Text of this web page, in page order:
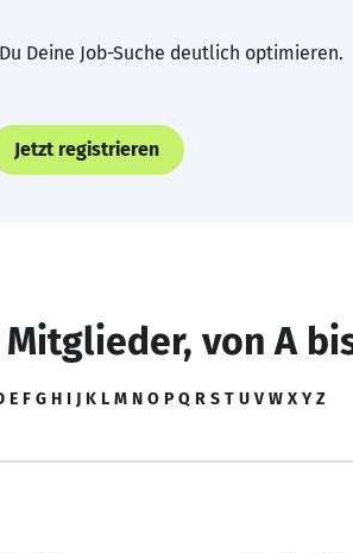
Deine Job-Suche deutlich optimieren.
Jetzt registrieren
Mitglieder, von A
E F G H I J K L M N O P Q R S T U V W X Y Z